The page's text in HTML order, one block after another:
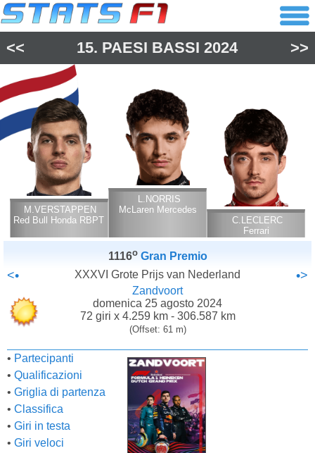
<< 15. PAESI BASSI 2024 >>
M.VERSTAPPEN
Red Bull Honda RBPT
L.NORRIS
McLaren Mercedes
C.LECLERC
Ferrari
1116o Gran Premio
<• XXXVI Grote Prijs van Nederland •>
Zandvoort
domenica 25 agosto 2024
72 giri x 4.259 km - 306.587 km
(Offset: 61 m)
• Partecipanti
• Qualificazioni
• Griglia di partenza
• Classifica
• Giri in testa
• Giri veloci